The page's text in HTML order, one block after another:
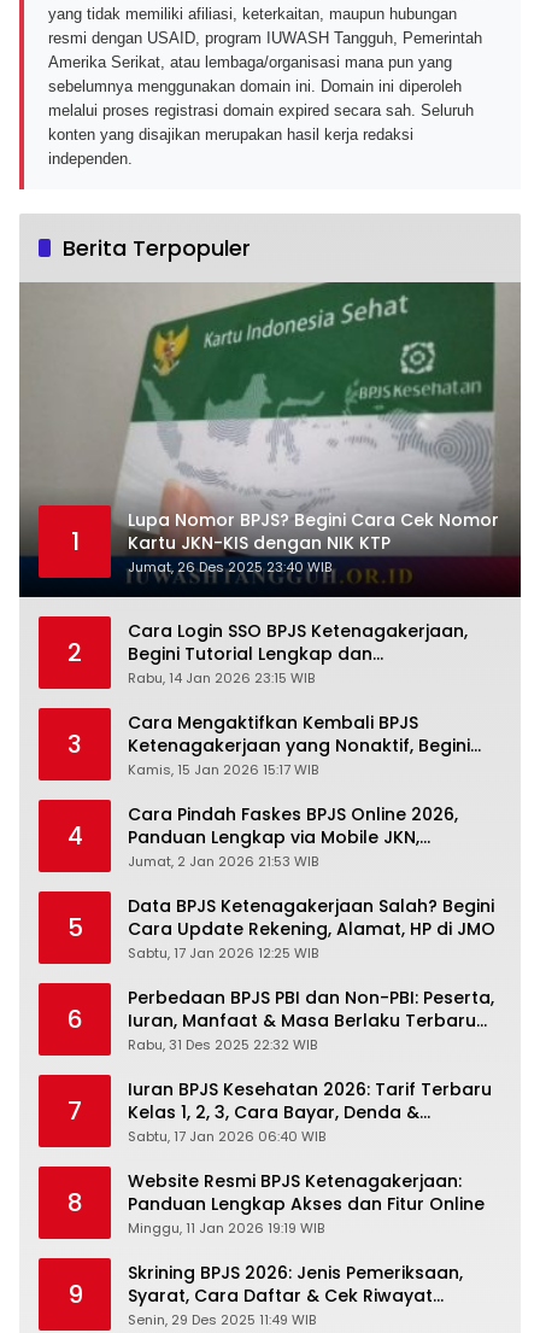
yang tidak memiliki afiliasi, keterkaitan, maupun hubungan
resmi dengan USAID, program IUWASH Tangguh, Pemerintah
Amerika Serikat, atau lembaga/organisasi mana pun yang
sebelumnya menggunakan domain ini. Domain ini diperoleh
melalui proses registrasi domain expired secara sah. Seluruh
konten yang disajikan merupakan hasil kerja redaksi
independen.
Berita Terpopuler
1
Lupa Nomor BPJS? Begini Cara Cek Nomor
Kartu JKN-KIS dengan NIK KTP
Jumat, 26 Des 2025 23:40 WIB
2
Cara Login SSO BPJS Ketenagakerjaan,
Begini Tutorial Lengkap dan
Pengertiannya
Rabu, 14 Jan 2026 23:15 WIB
3
Cara Mengaktifkan Kembali BPJS
Ketenagakerjaan yang Nonaktif, Begini
Panduan Lengkapnya
Kamis, 15 Jan 2026 15:17 WIB
4
Cara Pindah Faskes BPJS Online 2026,
Panduan Lengkap via Mobile JKN,
PANDAWA & Offiline Kantor Cabang
Jumat, 2 Jan 2026 21:53 WIB
5
Data BPJS Ketenagakerjaan Salah? Begini
Cara Update Rekening, Alamat, HP di JMO
Sabtu, 17 Jan 2026 12:25 WIB
6
Perbedaan BPJS PBI dan Non-PBI: Peserta,
Iuran, Manfaat & Masa Berlaku Terbaru
2026
Rabu, 31 Des 2025 22:32 WIB
7
Iuran BPJS Kesehatan 2026: Tarif Terbaru
Kelas 1, 2, 3, Cara Bayar, Denda &
Panduan Lengkap Peserta JKN-KIS
Sabtu, 17 Jan 2026 06:40 WIB
8
Website Resmi BPJS Ketenagakerjaan:
Panduan Lengkap Akses dan Fitur Online
Minggu, 11 Jan 2026 19:19 WIB
9
Skrining BPJS 2026: Jenis Pemeriksaan,
Syarat, Cara Daftar & Cek Riwayat
Kesehatan Gratis
Senin, 29 Des 2025 11:49 WIB